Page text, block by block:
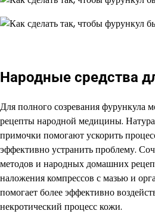
Народные средства
Для полного созревания фурункула
рецепты народной медицины.
примочки помогают ускорить
эффективно устранить проблему.
методов и народных домашних
наложения компрессов с мазью и
помогает более эффективно
некротический процесс кожи.